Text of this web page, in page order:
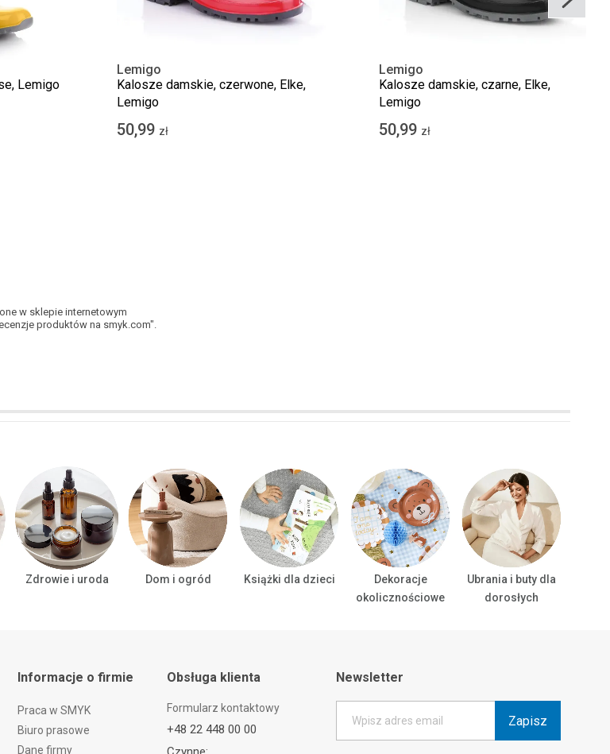
Lemigo
Lemigo
Kalosze damskie, czerwone, Elke,
Lemigo
50,99 zł
Lemigo
Kalosze damskie, czarne, Elke,
Lemigo
50,99 zł
w sklepie internetowym
produktów na smyk.com".
Zdrowie i uroda Dom i ogród Książki dla dzieci
Dekoracje
okolicznościowe
Ubrania i buty dla
dorosłych
Informacje o firmie
Praca w SMYK
Biuro prasowe
Dane firmy
Obsługa klienta
Formularz kontaktowy
+48 22 448 00 00
Newsletter
Wpisz adres email Zapisz